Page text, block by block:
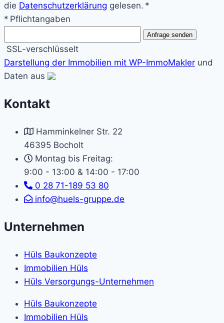
die Datenschutzerklärung gelesen. *
* Pflichtangaben
Anfrage senden
SSL-verschlüsselt
Darstellung der Immobilien mit WP-ImmoMakler und
Daten aus
Kontakt
Hamminkelner Str. 22
46395 Bocholt
Montag bis Freitag:
9:00 - 13:00 & 14:00 - 17:00
0 28 71-189 53 80
info@huels-gruppe.de
Unternehmen
Hüls Baukonzepte
Immobilien Hüls
Hüls Versorgungs-Unternehmen
Hüls Baukonzepte
Immobilien Hüls